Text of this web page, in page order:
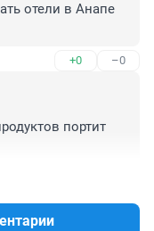
отели в Анапе
+0 –0
портит